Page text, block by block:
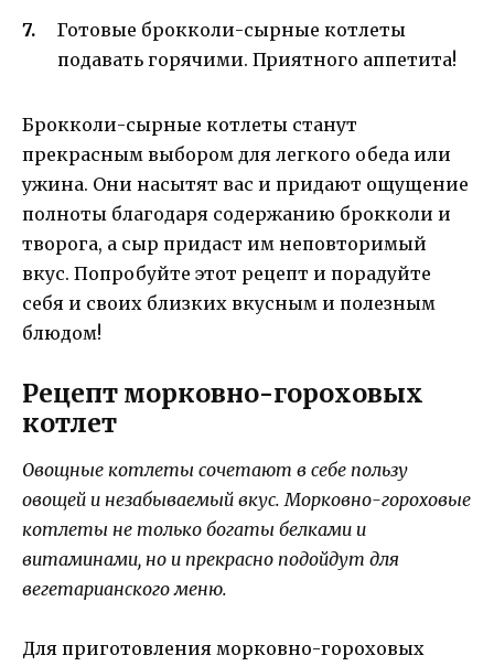
Готовые брокколи-сырные котлеты
подавать горячими. Приятного аппетита!
Брокколи-сырные котлеты станут
прекрасным выбором для легкого обеда или
ужина. Они насытят вас и придают ощущение
полноты благодаря содержанию брокколи и
творога, а сыр придаст им неповторимый
вкус. Попробуйте этот рецепт и порадуйте
себя и своих близких вкусным и полезным
блюдом!
Рецепт морковно-гороховых
котлет
Овощные котлеты сочетают в себе пользу
овощей и незабываемый вкус. Морковно-гороховые
котлеты не только богаты белками и
витаминами, но и прекрасно подойдут для
вегетарианского меню.
Для приготовления морковно-гороховых